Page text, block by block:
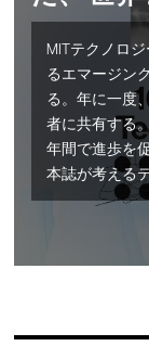
MITテクノロ
るエマージン
る。年に一度
者に共有する
年間で進歩を
本誌が考える